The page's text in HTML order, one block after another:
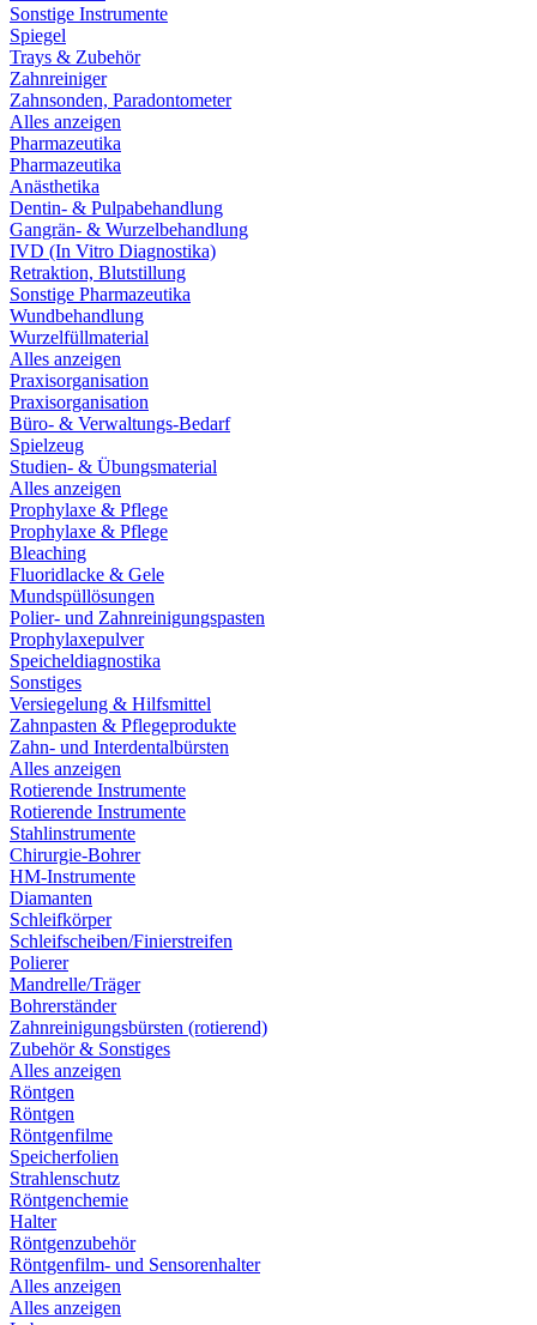
Sonstige Instrumente
Spiegel
Trays & Zubehör
Zahnreiniger
Zahnsonden, Paradontometer
Alles anzeigen
Pharmazeutika
Pharmazeutika
Anästhetika
Dentin- & Pulpabehandlung
Gangrän- & Wurzelbehandlung
IVD (In Vitro Diagnostika)
Retraktion, Blutstillung
Sonstige Pharmazeutika
Wundbehandlung
Wurzelfüllmaterial
Alles anzeigen
Praxisorganisation
Praxisorganisation
Büro- & Verwaltungs-Bedarf
Spielzeug
Studien- & Übungsmaterial
Alles anzeigen
Prophylaxe & Pflege
Prophylaxe & Pflege
Bleaching
Fluoridlacke & Gele
Mundspüllösungen
Polier- und Zahnreinigungspasten
Prophylaxepulver
Speicheldiagnostika
Sonstiges
Versiegelung & Hilfsmittel
Zahnpasten & Pflegeprodukte
Zahn- und Interdentalbürsten
Alles anzeigen
Rotierende Instrumente
Rotierende Instrumente
Stahlinstrumente
Chirurgie-Bohrer
HM-Instrumente
Diamanten
Schleifkörper
Schleifscheiben/Finierstreifen
Polierer
Mandrelle/Träger
Bohrerständer
Zahnreinigungsbürsten (rotierend)
Zubehör & Sonstiges
Alles anzeigen
Röntgen
Röntgen
Röntgenfilme
Speicherfolien
Strahlenschutz
Röntgenchemie
Halter
Röntgenzubehör
Röntgenfilm- und Sensorenhalter
Alles anzeigen
Alles anzeigen